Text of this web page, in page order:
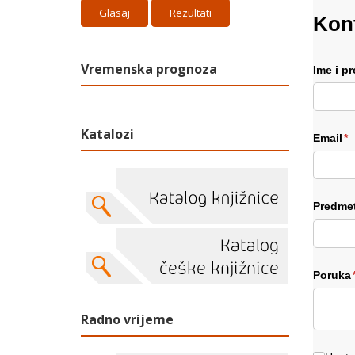
Ime i
Email *
Poruka
Rezultati
Vremenska prognoza
Katalozi
Radno vrijeme